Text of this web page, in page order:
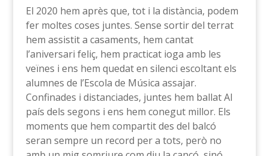
El 2020 hem après que, tot i la distància, podem
fer moltes coses juntes. Sense sortir del terrat
hem assistit a casaments, hem cantat
l’aniversari feliç, hem practicat ioga amb les
veïnes i ens hem quedat en silenci escoltant els
alumnes de l’Escola de Música assajar.
Confinades i distanciades, juntes hem ballat Al
país dels segons i ens hem conegut millor. Els
moments que hem compartit des del balcó
seran sempre un record per a tots, però no